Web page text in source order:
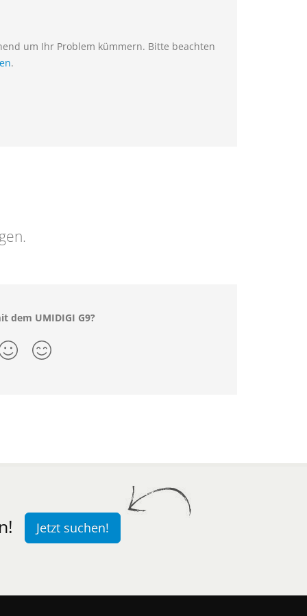
um Ihr Problem kümmern. Bitte beachten
.
dem UMIDIGI G9?
Jetzt suchen!